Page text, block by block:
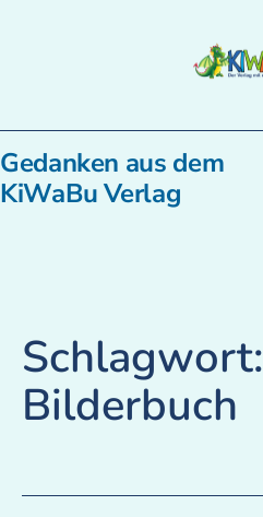
Gedanken aus dem
KiWaBu Verlag
Schlagwort:
Bilderbuch